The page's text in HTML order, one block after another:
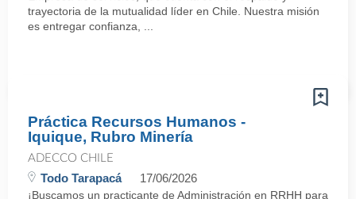
trayectoria de la mutualidad líder en Chile. Nuestra misión
es entregar confianza, ...
Práctica Recursos Humanos -
Iquique, Rubro Minería
ADECCO CHILE
Todo Tarapacá 17/06/2026
¡Buscamos un practicante de Administración en RRHH para